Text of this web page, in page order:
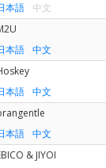
本語
中文
本語
中文
本語
中文
本語
中文
& JIYOI